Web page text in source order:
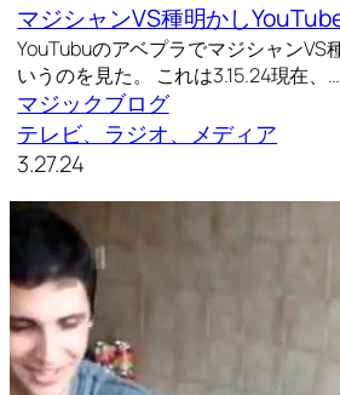
マジシャンVS種明かし
YouTubuのアベプラでマジシャンVS
いうのを見た。 これは3.15.24現在、
マジックブログ
テレビ、ラジオ、メディア
3.27.24